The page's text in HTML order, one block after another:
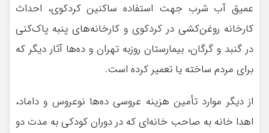
عمیق آب شرب جهت استفاده ساکنین کردکوی، احداث
کارخانه روغن‌کشی در کردکوی و کارخانه‌های پنبه پاک‌کنی
در گنبد و گرگان، بیمارستان روزبه تهران و ده‌ها آثار دیگر که
برای مردم ساخته یا تعمیر کرده ‌است.
از دیگر موارد تأمین هزینه عروسی ده‌ها نوعروس و داماد،
اهدا خانه به صاحب خانه‌ای که در دوران کودکی به مدت دو